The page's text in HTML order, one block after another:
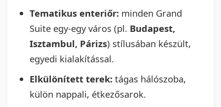
Tematikus enteriőr: minden Grand
Suite egy-egy város (pl. Budapest,
Isztambul, Párizs) stílusában készült,
egyedi kialakítással.
Elkülönített terek: tágas hálószoba,
külön nappali, étkezősarok.